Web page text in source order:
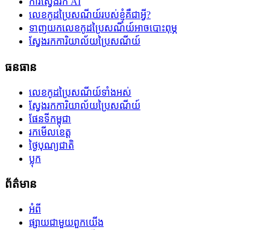
លេខកូដប្រៃសណីយ៍របស់ខ្ញុំគឺជាអ្វី?
ទាញយកលេខកូដប្រៃសណីយ៍អាចបោះពុម្ភ
ស្វែងរកការិយាល័យប្រៃសណីយ៍
ធនធាន
លេខកូដប្រៃសណីយ៍ទាំងអស់
ស្វែងរកការិយាល័យប្រៃសណីយ៍
ផែនទីកម្ពុជា
រកមើលខេត្ត
ថ្ងៃបុណ្យជាតិ
ប្លុក
ព័ត៌មាន
អំពី
ផ្សាយជាមួយពួកយើង